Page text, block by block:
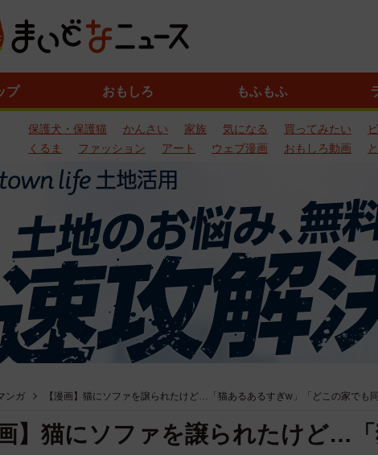
プ おもしろ もふもふ
保護犬・保護猫 かんさい 家族 気になる 買ってみたい
くるま
ファッション アート ウェブ漫画 おもしろ動画
ンガ 【漫画】猫にソファを譲られたけど…「猫あるあるすぎw」「どこの家でも同
画】猫にソファを譲られたけど…